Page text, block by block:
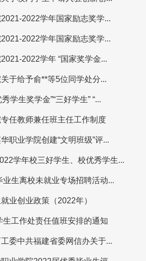
2022学年国家励志奖学...
2022学年国家励志奖学...
2022学年 “国家奖学金...
于给予俞**等5位同学处分...
学生奖学金”“三好学生” “...
任教师兼任班主任工作制度
职业学院创建“文明班级”评...
学年校三好学生、校优秀学生...
生离校未就业专场招聘活动...
业创业政策（2022年）
工作处责任值班安排的通知
委中共福建省委网信办关于...